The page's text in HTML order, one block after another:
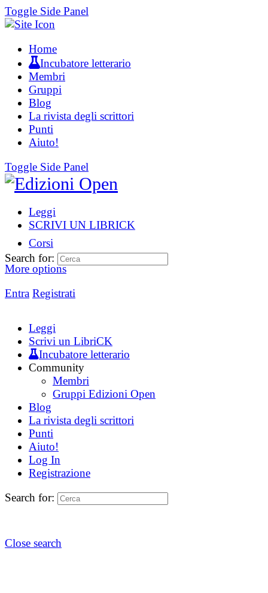
Toggle Side Panel
Home
Incubatore letterario
Membri
Gruppi
Blog
La rivista degli scrittori
Punti
Aiuto!
Toggle Side Panel
Leggi
SCRIVI UN LIBRICK
Corsi
More options
Entra Registrati
Search for:
Leggi
Scrivi un LibriCK
Incubatore letterario
Community
Membri
Gruppi Edizioni Open
Blog
La rivista degli scrittori
Punti
Aiuto!
Log In
Registrazione
Search for:
Close search